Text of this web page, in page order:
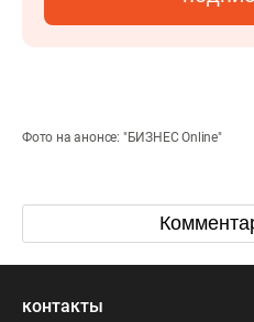
Фото на анонсе: "БИЗНЕС Online"
контакты